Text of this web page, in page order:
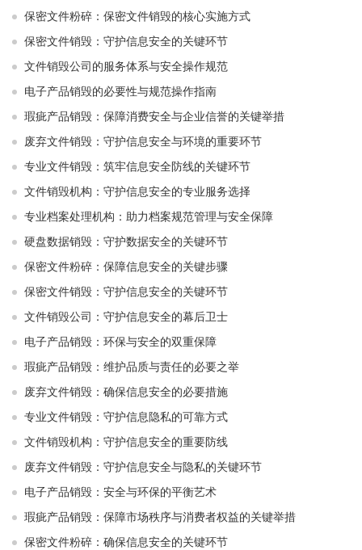
保密文件粉碎：保密文件销毁的核心实施方式
保密文件销毁：守护信息安全的关键环节
文件销毁公司的服务体系与安全操作规范
电子产品销毁的必要性与规范操作指南
瑕疵产品销毁：保障消费安全与企业信誉的关键举措
废弃文件销毁：守护信息安全与环境的重要环节
专业文件销毁：筑牢信息安全防线的关键环节
文件销毁机构：守护信息安全的专业服务选择
专业档案处理机构：助力档案规范管理与安全保障
硬盘数据销毁：守护数据安全的关键环节
保密文件粉碎：保障信息安全的关键步骤
保密文件销毁：守护信息安全的关键环节
文件销毁公司：守护信息安全的幕后卫士
电子产品销毁：环保与安全的双重保障
瑕疵产品销毁：维护品质与责任的必要之举
废弃文件销毁：确保信息安全的必要措施
专业文件销毁：守护信息隐私的可靠方式
文件销毁机构：守护信息安全的重要防线
废弃文件销毁：守护信息安全与隐私的关键环节
电子产品销毁：安全与环保的平衡艺术
瑕疵产品销毁：保障市场秩序与消费者权益的关键举措
保密文件粉碎：确保信息安全的关键环节